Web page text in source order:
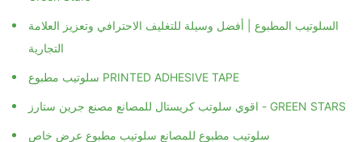
السلوتيب المطبوع | أفضل وسيلة للتغليف الاحترافي وتعزيز العلامة
التجارية
سلوتيب مطبوع PRINTED ADHESIVE TAPE
اقوي سلوتب كريستال للمصانع مصنع جرين ستارز - GREEN STARS
سلوتيب مطبوع للمصانع سلوتيب مطبوع عرض خاص